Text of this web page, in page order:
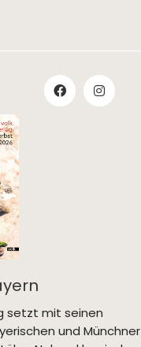
setzt mit seinen
und Münchner